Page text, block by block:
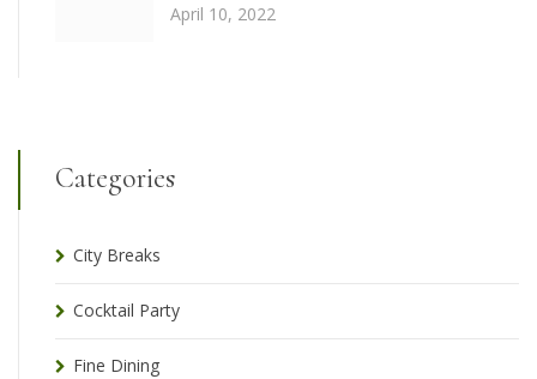
April 10, 2022
Categories
City Breaks
Cocktail Party
Fine Dining